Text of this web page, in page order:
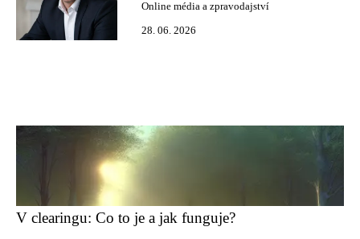
Online média a zpravodajství
28. 06. 2026
V clearingu: Co to je a jak funguje?